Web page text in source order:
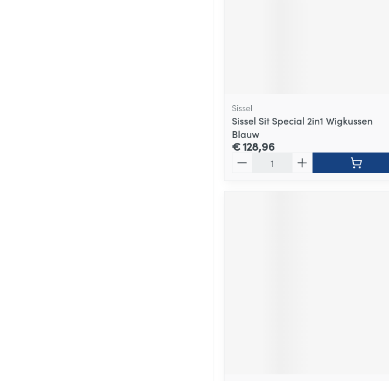
Sissel
Sissel Sit Special 2in1 Wigkussen
Blauw
€ 128,96